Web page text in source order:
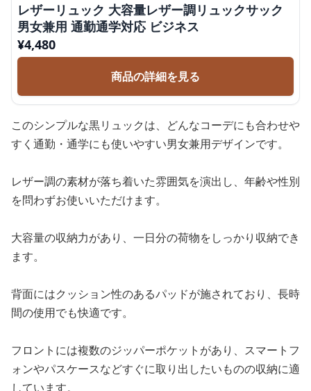
レザーリュック 大容量レザー調リュックサック
男女兼用 通勤通学対応 ビジネス
¥4,480
商品の詳細を見る
このシンプルな黒リュックは、どんなコーデにも合わせや
すく通勤・通学にも使いやすい男女兼用デザインです。
レザー調の素材が落ち着いた雰囲気を演出し、年齢や性別
を問わずお使いいただけます。
大容量の収納力があり、一日分の荷物をしっかり収納でき
ます。
背面にはクッション性のあるパッドが施されており、長時
間の使用でも快適です。
フロントには複数のジッパーポケットがあり、スマートフ
ォンやパスケースなどすぐに取り出したいものの収納に適
しています。